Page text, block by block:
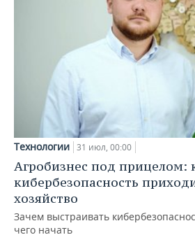
Технологии 31 июл, 00:00
Агробизнес под прицелом:
кибербезопасность
хозяйство
Зачем выстраивать
чего начать